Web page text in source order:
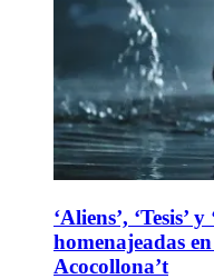
‘Aliens’, ‘Tesis’
homenajeadas
Acocollona’t